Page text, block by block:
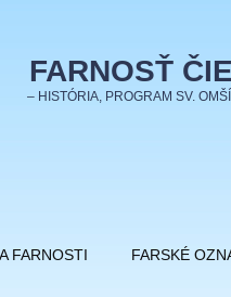
FARNOSŤ
– HISTÓRIA, PROGRAM SV.
FARNOSTI FARSKÉ